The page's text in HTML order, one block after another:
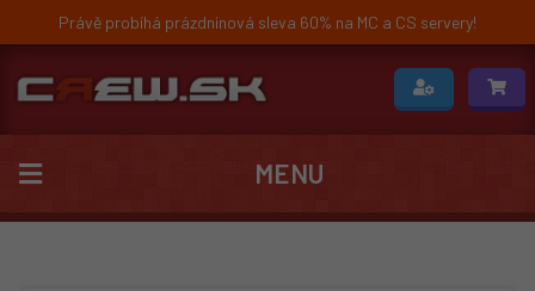
Právě probíhá prázdninová sleva 60% na MC a CS servery!
MENU